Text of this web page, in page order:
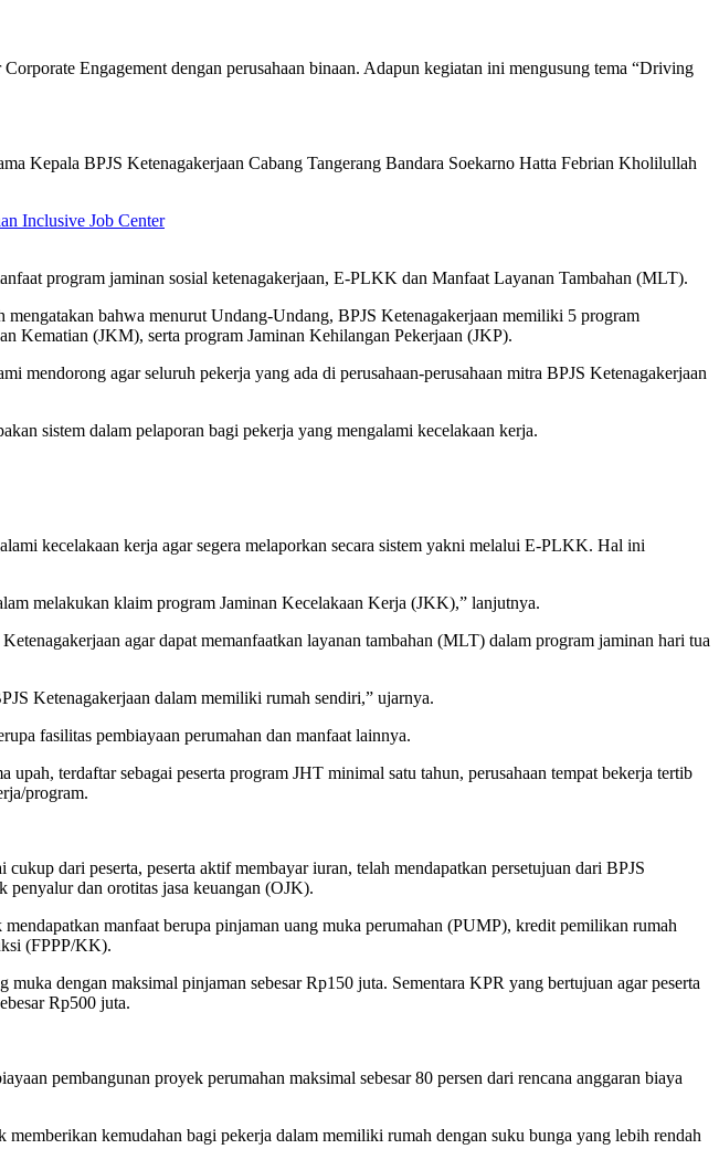
Engagement dengan perusahaan binaan. Adapun kegiatan ini mengusung tema “Driving
Kepala BPJS Ketenagakerjaan Cabang Tangerang Bandara Soekarno Hatta Febrian Kholilullah
Inclusive Job Center
program jaminan sosial ketenagakerjaan, E-PLKK dan Manfaat Layanan Tambahan (MLT).
bahwa menurut Undang-Undang, BPJS Ketenagakerjaan memiliki 5 program
Kematian (JKM), serta program Jaminan Kehilangan Pekerjaan (JKP).
agar seluruh pekerja yang ada di perusahaan-perusahaan mitra BPJS Ketenagakerjaan
sistem dalam pelaporan bagi pekerja yang mengalami kecelakaan kerja.
kecelakaan kerja agar segera melaporkan secara sistem yakni melalui E-PLKK. Hal ini
melakukan klaim program Jaminan Kecelakaan Kerja (JKK),” lanjutnya.
agar dapat memanfaatkan layanan tambahan (MLT) dalam program jaminan hari tua
Ketenagakerjaan dalam memiliki rumah sendiri,” ujarnya.
fasilitas pembiayaan perumahan dan manfaat lainnya.
terdaftar sebagai peserta program JHT minimal satu tahun, perusahaan tempat bekerja tertib
program.
dari peserta, peserta aktif membayar iuran, telah mendapatkan persetujuan dari BPJS
penyalur dan orotitas jasa keuangan (OJK).
manfaat berupa pinjaman uang muka perumahan (PUMP), kredit pemilikan rumah
(FPPP/KK).
dengan maksimal pinjaman sebesar Rp150 juta. Sementara KPR yang bertujuan agar peserta
Rp500 juta.
pembangunan proyek perumahan maksimal sebesar 80 persen dari rencana anggaran biaya
kemudahan bagi pekerja dalam memiliki rumah dengan suku bunga yang lebih rendah